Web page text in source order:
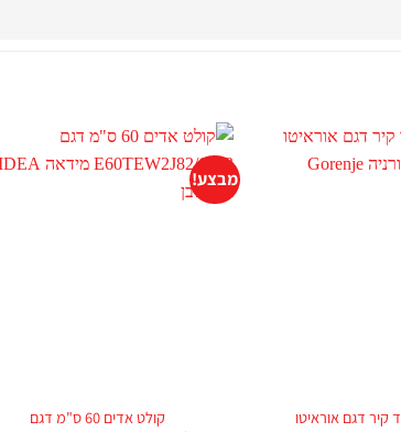
קיר דגם אוראיטו
מבצע!
קולט אדים 60 ס"מ דגם